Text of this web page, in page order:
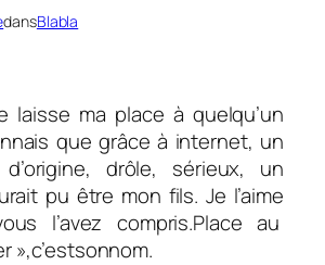
dansBlabla
laisse ma place à quelqu’un
que grâce à internet, un
d’origine, drôle, sérieux, un
pu être mon fils. Je l’aime
l’avez compris.Place au
»,c’estsonnom.